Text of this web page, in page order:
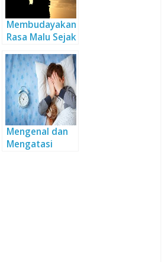
Membudayakan
Rasa Malu Sejak
Mengenal dan
Mengatasi